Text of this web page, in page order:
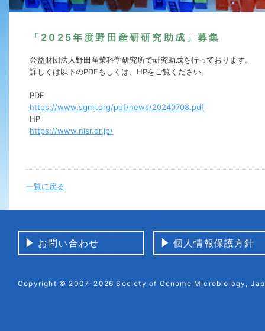
「2025年度野田産研研究助成」募集
公益財団法人野田産業科学研究所で研究助成を行っております。
詳しくは以下のPDFもしくは、HPをご覧ください。
PDF
https://www.sgmj.org/pdf/news/20240708.pdf
HP
https://www.nisr.or.jp/
一覧に戻る
お問い合わせ 個人情報保護方針
Copyright © 2007-2026 Society of Genome Microbiology,